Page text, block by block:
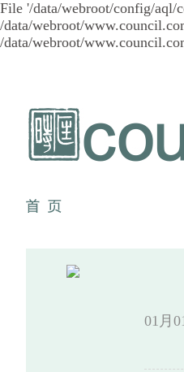
File '/data/webroot/config/aql/
/data/webroot/
/data/webroot/
01月